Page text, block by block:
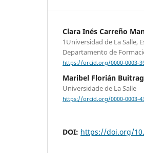
Clara Inés Carreño
1Universidad de La Salle,
Departamento de
https://orcid.org/0000-0003-
Maribel Florián
Universidade de La Salle
https://orcid.org/0000-0003-
DOI: https://doi.org/